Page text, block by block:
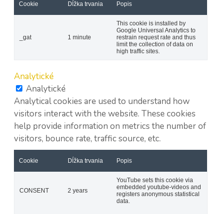
Cookie Dĺžka trvania Popis
_gat 1 minute
This cookie is installed by
Google Universal Analytics to
restrain request rate and thus
limit the collection of data on
high traffic sites.
Analytické
Analytické
Analytical cookies are used to understand how
visitors interact with the website. These cookies
help provide information on metrics the number of
visitors, bounce rate, traffic source, etc.
Cookie Dĺžka trvania Popis
CONSENT 2 years
YouTube sets this cookie via
embedded youtube-videos and
registers anonymous statistical
data.